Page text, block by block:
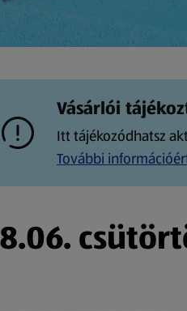
Vásárlói
Itt tájékozódhatsz
További